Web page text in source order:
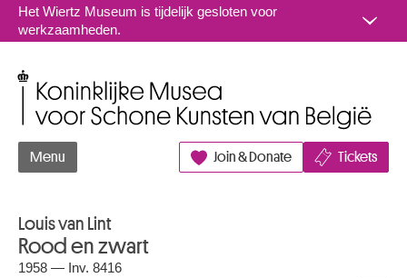
Naar inhoud
Het Wiertz Museum is tijdelijk gesloten voor
werkzaamheden.
Menu Join & Donate Tickets
Louis van Lint
Rood en zwart
1958 — Inv. 8416